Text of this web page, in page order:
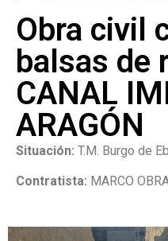
Obra civil
balsas de
CANAL
ARAGÓN
Situación: T.M. Burgo de
Contratista: MARCO